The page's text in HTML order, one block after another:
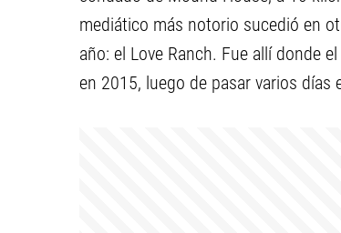
mediático más notorio sucedió en
año: el Love Ranch. Fue allí donde
en 2015, luego de pasar varios